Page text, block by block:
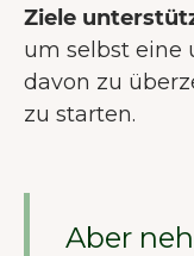
Ziele
um selbst eine
davon zu
zu starten.
Aber